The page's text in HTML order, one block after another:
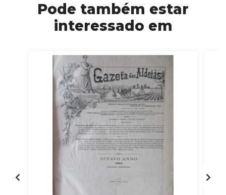
Pode também estar
interessado em